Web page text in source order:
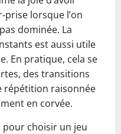
lorsque l’on
dominée. La
est aussi utile
En pratique, cela se
des transitions
répétition raisonnée
en corvée.
pour choisir un jeu